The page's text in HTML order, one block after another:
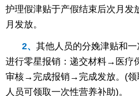
护理假津贴于产假结束后次月发
月发放。
2、其他人员的分娩津贴和
进行零星报销：递交材料→医疗
审核→完成报销→完成发放。(领
人员可领取一次性营养补助)。